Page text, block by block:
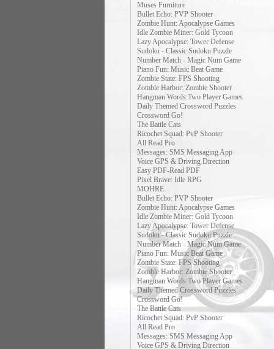
Muses Furniture
Bullet Echo: PVP Shooter
Zombie Hunt: Apocalypse Games
Idle Zombie Miner: Gold Tycoon
Lazy Apocalypse: Tower Defense
Sudoku - Classic Sudoku Puzzle
Number Match - Magic Num Game
Piano Fun: Music Beat Game
Zombie State: FPS Shooting
Zombie Harbor: Zombie Shooter
Hangman Words:Two Player Games
Daily Themed Crossword Puzzles
Crossword Go!
The Battle Cats
Ricochet Squad: PvP Shooter
All Read Pro
Messages: SMS Messaging App
Voice GPS & Driving Direction
Easy PDF-Read PDF
Pixel Brave: Idle RPG
MOHRE
Bullet Echo: PVP Shooter
Zombie Hunt: Apocalypse Games
Idle Zombie Miner: Gold Tycoon
Lazy Apocalypse: Tower Defense
Sudoku - Classic Sudoku Puzzle
Number Match - Magic Num Game
Piano Fun: Music Beat Game
Zombie State: FPS Shooting
Zombie Harbor: Zombie Shooter
Hangman Words:Two Player Games
Daily Themed Crossword Puzzles
Crossword Go!
The Battle Cats
Ricochet Squad: PvP Shooter
All Read Pro
Messages: SMS Messaging App
Voice GPS & Driving Direction